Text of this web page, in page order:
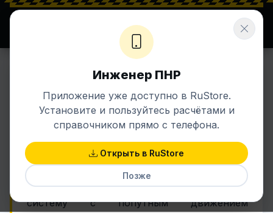
⚡ ENERGETIK.UZ
Инженер ПНР
Приложение уже доступно в RuStore.
Установите и пользуйтесь расчётами и
справочником прямо с телефона.
Открыть в RuStore
Позже
Петля Тихельмана
Все о системе Тихельмана
Профессионалы петлей Тихельмана
называют двухтрубную отопительную
систему с попутным движением